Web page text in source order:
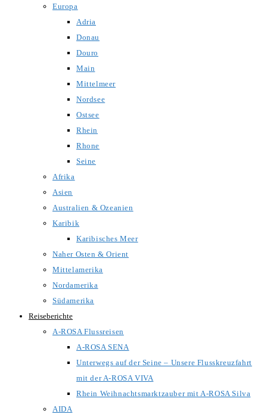
Europa
Adria
Donau
Douro
Main
Mittelmeer
Nordsee
Ostsee
Rhein
Rhone
Seine
Afrika
Asien
Australien & Ozeanien
Karibik
Karibisches Meer
Naher Osten & Orient
Mittelamerika
Nordamerika
Südamerika
Reiseberichte
A-ROSA Flussreisen
A-ROSA SENA
Unterwegs auf der Seine – Unsere Flusskreuzfahrt
mit der A-ROSA VIVA
Rhein Weihnachtsmarktzauber mit A-ROSA Silva
AIDA